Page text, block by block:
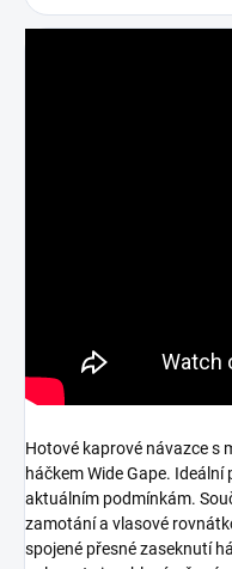
Hotové kaprové návazce s
háčkem Wide Gape.
aktuálním podmínkám.
zamotání a vlasové
spojené přesné zaseknutí